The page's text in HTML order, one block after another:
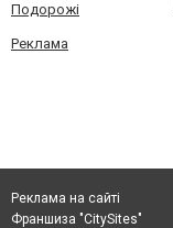
Подорожі
Реклама
Реклама на сайті
Франшиза "CitySites"